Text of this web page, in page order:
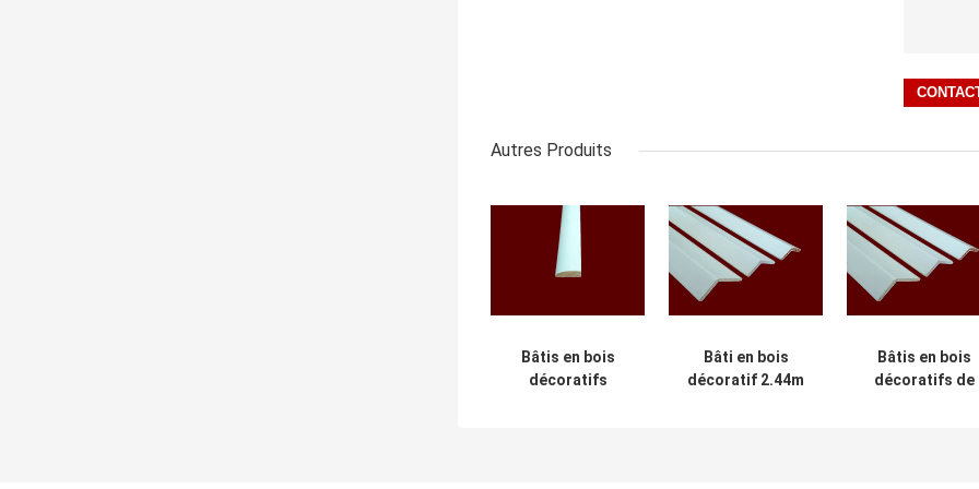
Autres Produits
Bâtis en bois
décoratifs
Bâti en bois
décoratif 2.44m
Bâtis en bois
décoratifs de